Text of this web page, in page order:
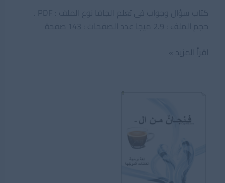
كتاب
الجافا
اقرأ المزيد »